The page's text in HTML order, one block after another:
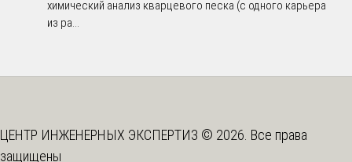
химический анализ кварцевого песка (с одного карьера
из ра...
ЦЕНТР ИНЖЕНЕРНЫХ ЭКСПЕРТИЗ © 2026. Все права
защищены